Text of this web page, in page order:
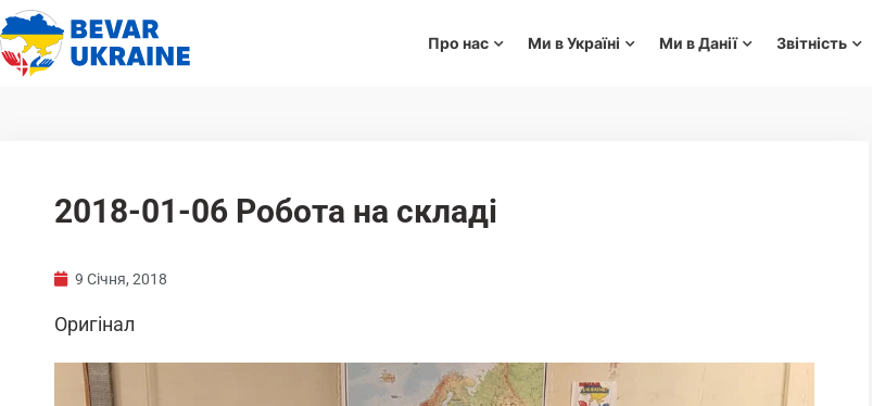
Про нас Ми в Україні Ми в Данії Звітність
2018-01-06 Робота на складі
9 Січня, 2018
Оригінал